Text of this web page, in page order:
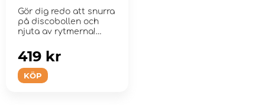
Gör dig redo att snurra
på discobollen och
njuta av rytmerna!
KÖP
419 kr